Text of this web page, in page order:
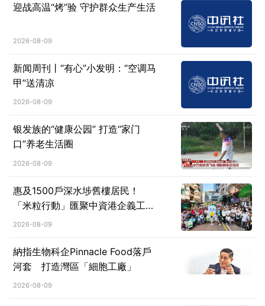
迎战高温“烤”验 守护群众生产生活
2026-08-09
新闻周刊丨“有心”小发明：“空调马
甲”送清凉
2026-08-09
银发族的“健康公园” 打造“家门
口”养老生活圈
2026-08-09
惠及1500戶深水埗舊樓居民！
「米粒行動」匯聚中資港企義工力
量深耕社區
2026-08-09
納指生物科企Pinnacle Food落戶
河套 打造灣區「細胞工廠」
2026-08-09